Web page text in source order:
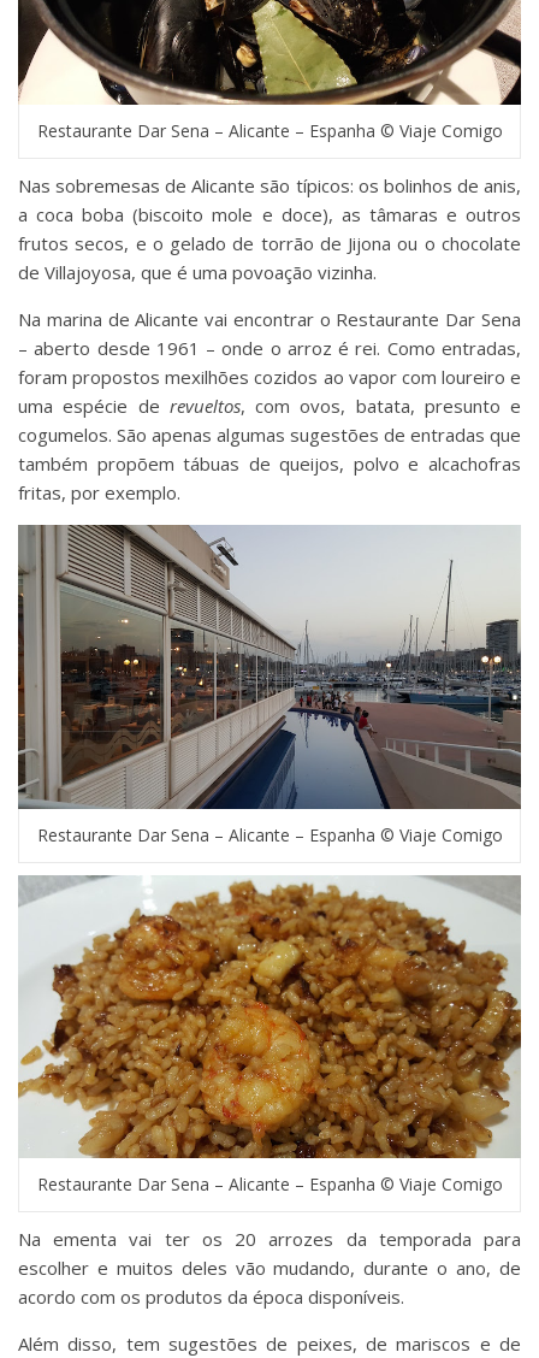
Restaurante Dar Sena – Alicante – Espanha © Viaje Comigo
Nas sobremesas de Alicante são típicos: os bolinhos de anis,
a coca boba (biscoito mole e doce), as tâmaras e outros
frutos secos, e o gelado de torrão de Jijona ou o chocolate
de Villajoyosa, que é uma povoação vizinha.
Na marina de Alicante vai encontrar o Restaurante Dar Sena
– aberto desde 1961 – onde o arroz é rei. Como entradas,
foram propostos mexilhões cozidos ao vapor com loureiro e
uma espécie de revueltos, com ovos, batata, presunto e
cogumelos. São apenas algumas sugestões de entradas que
também propõem tábuas de queijos, polvo e alcachofras
fritas, por exemplo.
Restaurante Dar Sena – Alicante – Espanha © Viaje Comigo
Restaurante Dar Sena – Alicante – Espanha © Viaje Comigo
Na ementa vai ter os 20 arrozes da temporada para
escolher e muitos deles vão mudando, durante o ano, de
acordo com os produtos da época disponíveis.
Além disso, tem sugestões de peixes, de mariscos e de